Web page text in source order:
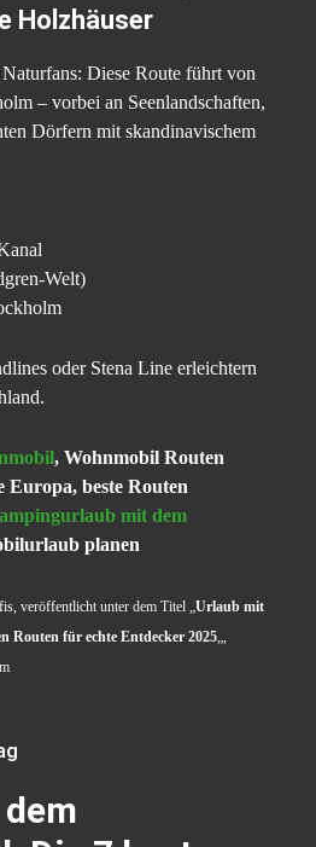
Holzhäuser
Diese Route führt von
– vorbei an Seenlandschaften,
Dörfern mit skandinavischem
Welt)
oder Stena Line erleichtern
, Wohnmobil Routen
Europa, beste Routen
mit dem
planen
veröffentlicht unter dem Titel „ Urlaub mit
Routen für echte Entdecker 2025